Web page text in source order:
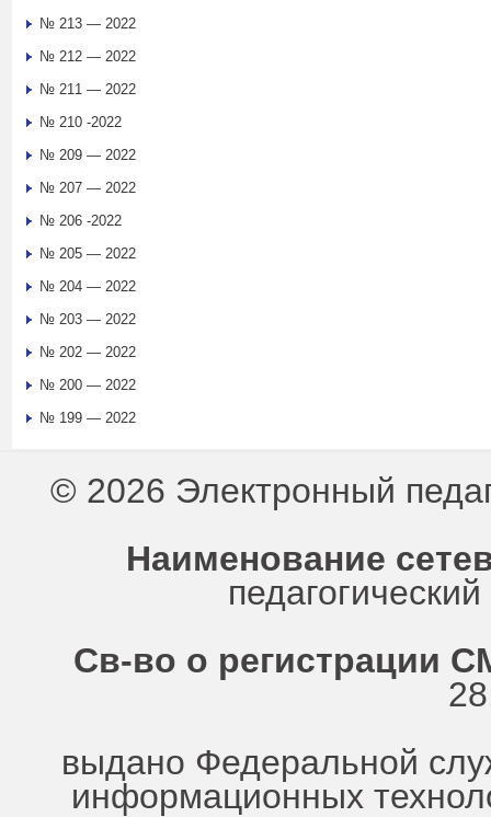
№ 213 — 2022
№ 212 — 2022
№ 211 — 2022
№ 210 -2022
№ 209 — 2022
№ 207 — 2022
№ 206 -2022
№ 205 — 2022
№ 204 — 2022
№ 203 — 2022
№ 202 — 2022
№ 200 — 2022
№ 199 — 2022
© 2026 Электронный
Наименование
Св-во о регистрации
выдано Федеральной
информационных